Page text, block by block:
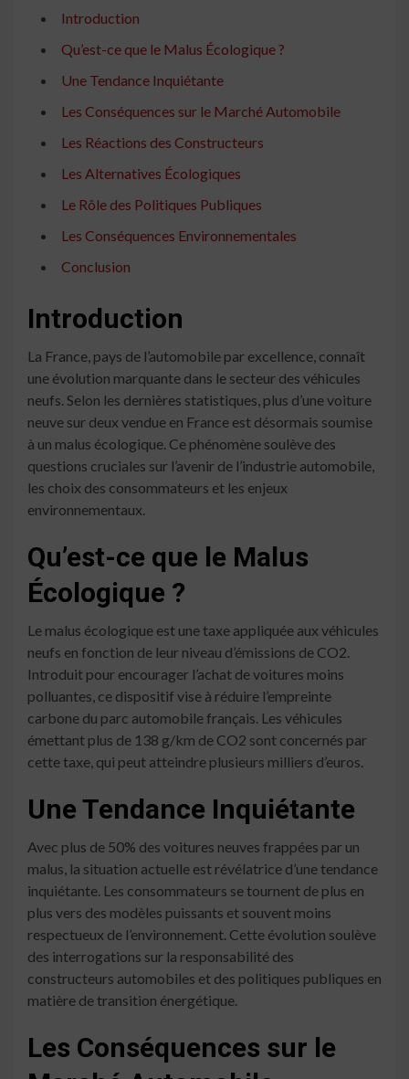
Introduction
Qu’est-ce que le Malus Écologique ?
Une Tendance Inquiétante
Les Conséquences sur le Marché Automobile
Les Réactions des Constructeurs
Les Alternatives Écologiques
Le Rôle des Politiques Publiques
Les Conséquences Environnementales
Conclusion
Introduction
La France, pays de l’automobile par excellence, connaît
une évolution marquante dans le secteur des véhicules
neufs. Selon les dernières statistiques, plus d’une voiture
neuve sur deux vendue en France est désormais soumise
à un malus écologique. Ce phénomène soulève des
questions cruciales sur l’avenir de l’industrie automobile,
les choix des consommateurs et les enjeux
environnementaux.
Qu’est-ce que le Malus
Écologique ?
Le malus écologique est une taxe appliquée aux véhicules
neufs en fonction de leur niveau d’émissions de CO2.
Introduit pour encourager l’achat de voitures moins
polluantes, ce dispositif vise à réduire l’empreinte
carbone du parc automobile français. Les véhicules
émettant plus de 138 g/km de CO2 sont concernés par
cette taxe, qui peut atteindre plusieurs milliers d’euros.
Une Tendance Inquiétante
Avec plus de 50% des voitures neuves frappées par un
malus, la situation actuelle est révélatrice d’une tendance
inquiétante. Les consommateurs se tournent de plus en
plus vers des modèles puissants et souvent moins
respectueux de l’environnement. Cette évolution soulève
des interrogations sur la responsabilité des
constructeurs automobiles et des politiques publiques en
matière de transition énergétique.
Les Conséquences sur le